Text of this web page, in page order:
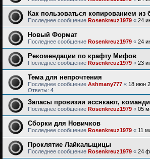
Как пользоваться копированием из
Последнее сообщение Rosenkreuz1979 « 24
Новый Формат
Последнее сообщение Rosenkreuz1979 « 24
Рекомендации по крафту Мифов
Последнее сообщение Rosenkreuz1979 « 23
Тема для непрочтения
Последнее сообщение Ashmany777 « 18 июн
Ответы: 4
Запасы провизии иссякают,
Последнее сообщение Rosenkreuz1979 « 05
Сборки для Новичков
Последнее сообщение Rosenkreuz1979 « 11
Проклятие Лайкальщицы
Последнее сообщение Rosenkreuz1979 « 24